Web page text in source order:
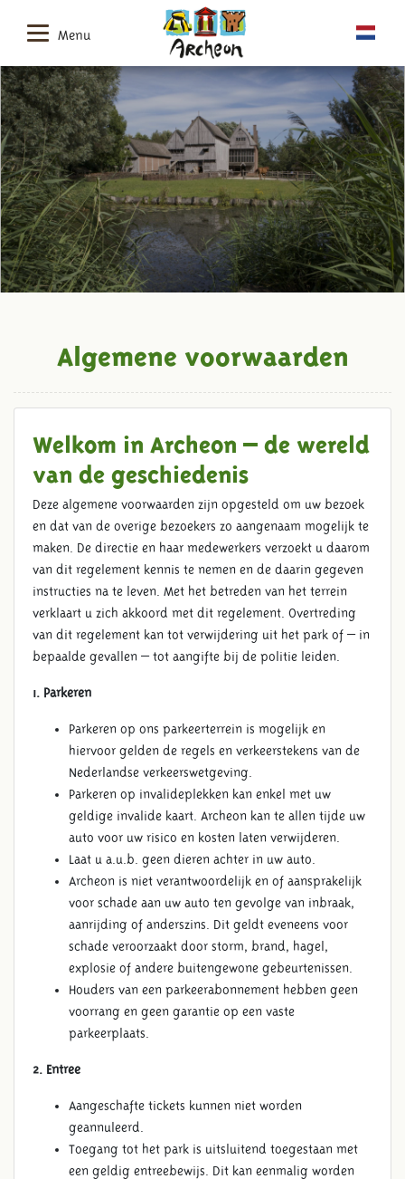
Menu
Algemene voorwaarden
Welkom in Archeon – de wereld
van de geschiedenis
Deze algemene voorwaarden zijn opgesteld om uw bezoek
en dat van de overige bezoekers zo aangenaam mogelijk te
maken. De directie en haar medewerkers verzoekt u daarom
van dit regelement kennis te nemen en de daarin gegeven
instructies na te leven. Met het betreden van het terrein
verklaart u zich akkoord met dit regelement. Overtreding
van dit regelement kan tot verwijdering uit het park of – in
bepaalde gevallen – tot aangifte bij de politie leiden.
1. Parkeren
Parkeren op ons parkeerterrein is mogelijk en
hiervoor gelden de regels en verkeerstekens van de
Nederlandse verkeerswetgeving.
Parkeren op invalideplekken kan enkel met uw
geldige invalide kaart. Archeon kan te allen tijde uw
auto voor uw risico en kosten laten verwijderen.
Laat u a.u.b. geen dieren achter in uw auto.
Archeon is niet verantwoordelijk en of aansprakelijk
voor schade aan uw auto ten gevolge van inbraak,
aanrijding of anderszins. Dit geldt eveneens voor
schade veroorzaakt door storm, brand, hagel,
explosie of andere buitengewone gebeurtenissen.
Houders van een parkeerabonnement hebben geen
voorrang en geen garantie op een vaste
parkeerplaats.
2. Entree
Aangeschafte tickets kunnen niet worden
geannuleerd.
Toegang tot het park is uitsluitend toegestaan met
een geldig entreebewijs. Dit kan eenmalig worden